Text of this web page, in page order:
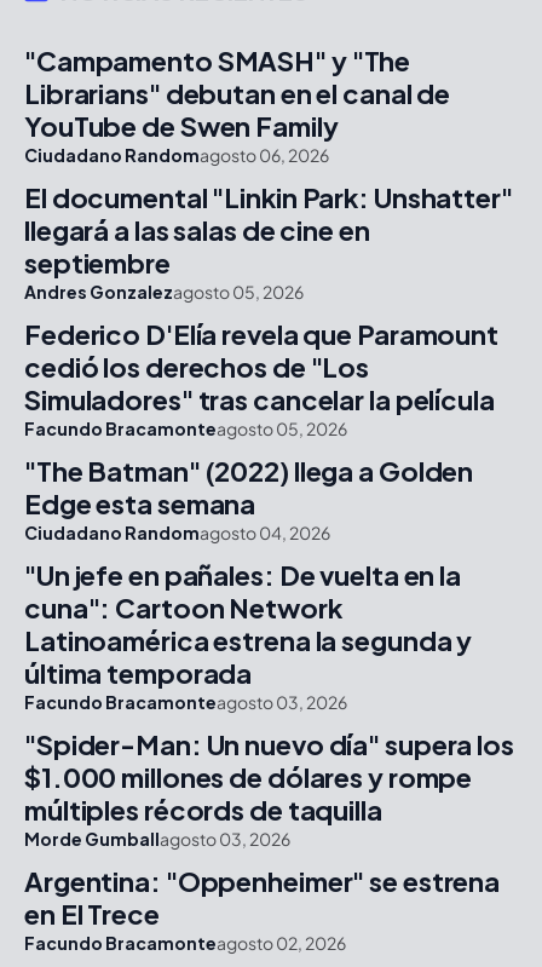
"Campamento SMASH" y "The
Librarians" debutan en el canal de
YouTube de Swen Family
Ciudadano Randomagosto 06, 2026
El documental "Linkin Park: Unshatter"
llegará a las salas de cine en
septiembre
Andres Gonzalezagosto 05, 2026
Federico D'Elía revela que Paramount
cedió los derechos de "Los
Simuladores" tras cancelar la película
Facundo Bracamonteagosto 05, 2026
"The Batman" (2022) llega a Golden
Edge esta semana
Ciudadano Randomagosto 04, 2026
"Un jefe en pañales: De vuelta en la
cuna": Cartoon Network
Latinoamérica estrena la segunda y
última temporada
Facundo Bracamonteagosto 03, 2026
"Spider-Man: Un nuevo día" supera los
$1.000 millones de dólares y rompe
múltiples récords de taquilla
Morde Gumballagosto 03, 2026
Argentina: "Oppenheimer" se estrena
en El Trece
Facundo Bracamonteagosto 02, 2026